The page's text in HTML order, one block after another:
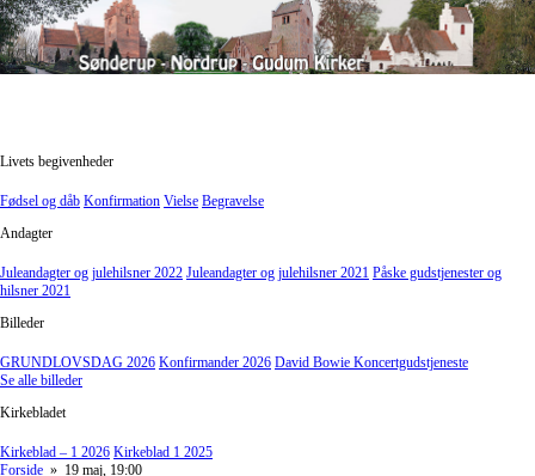
Livets begivenheder
Fødsel og dåb Konfirmation Vielse Begravelse
Andagter
Juleandagter og julehilsner 2022 Juleandagter og julehilsner 2021 Påske gudstjenester og
hilsner 2021
Billeder
GRUNDLOVSDAG 2026 Konfirmander 2026 David Bowie Koncertgudstjeneste
Se alle billeder
Kirkebladet
Kirkeblad – 1 2026 Kirkeblad 1 2025
Forside » 19 maj, 19:00